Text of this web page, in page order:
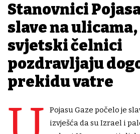
Stanovnici
slave na ulicama,
svjetski čelnici
pozdravljaju
prekidu vatre
Pojasu Gaze počelo je
izvješća da su Izrael i